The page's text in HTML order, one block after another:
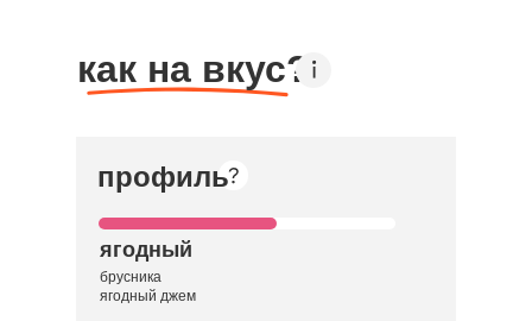
как на вкус?
ягодный
брусника
ягодный джем
профиль